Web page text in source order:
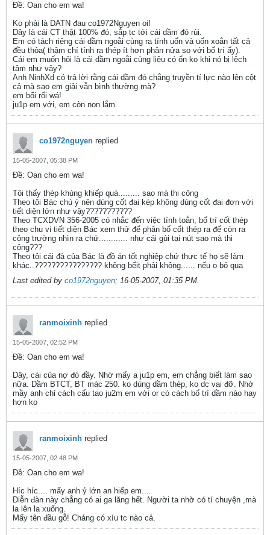
Ðề: Oan cho em wa!
Ko phải là DATN đau co1972Nguyen oi!
Dây là cái CT thật 100% đó, sắp tc tới cái dầm đó rùi.
Em có tách riêng cái dầm ngoằi cùng ra tính uốn và uốn xoắn tất cả
đều thỏa( thậm chí tính ra thép ít hơn phân nửa so với bố trí ấy).
Cái em muốn hỏi là cái dầm ngoằi cùng liệu có ổn ko khi nó bị lệch
tâm như vậy?
Anh NinhXd có trả lời rằng cái dầm đó chẳng truyền tí lực nào lên cột
cả mà sao em giải vẫn bình thường mà?
em bối rối wá!
ju1p em với, em còn non lắm.
co1972nguyen replied
15-05-2007, 05:38 PM
Ðề: Oan cho em wa!
Tôi thấy thép khủng khiếp quá......... sao mà thi công
Theo tôi Bác chú ý nên dùng cốt đai kép không dùng cốt đai đơn với
tiết diện lớn như vậy???????????
Theo TCXDVN 356-2005 có nhắc đến việc tính toắn, bố trí cốt thép
theo chu vi tiết diện Bác xem thử để phân bố cốt thép ra để còn ra
công trường nhìn ra chứ............ như cái gùi tại nút sao mà thi
công???
Theo tôi cái đà của Bác là đồ án tốt nghiệp chứ thực tế họ sẽ làm
khác..???????????????? không bếit phải không...... nếu o bỏ qua
Last edited by co1972nguyen; 16-05-2007, 01:35 PM.
ranmoixinh replied
15-05-2007, 02:52 PM
Ðề: Oan cho em wa!
Dây, cái của nợ đó đầy. Nhờ mấy a ju1p em, em chẳng biết làm sao
nữa. Dầm BTCT, BT mác 250. ko dùng dầm thép, ko dc vai đỡ. Nhờ
mầy anh chỉ cách cấu tao ju2m em với or có cách bố trí dầm nào hay
hơn ko
ranmoixinh replied
15-05-2007, 02:48 PM
Ðề: Oan cho em wa!
Híc híc.... mấy anh ỷ lớn an hiếp em....
Diễn đàn này chẳng có ai ga lăng hết. Người ta nhờ có tí chuyện ,mà
la lên la xuống.
Mấy tên đầu gỗ! Chảng có xíu tc nào cả.